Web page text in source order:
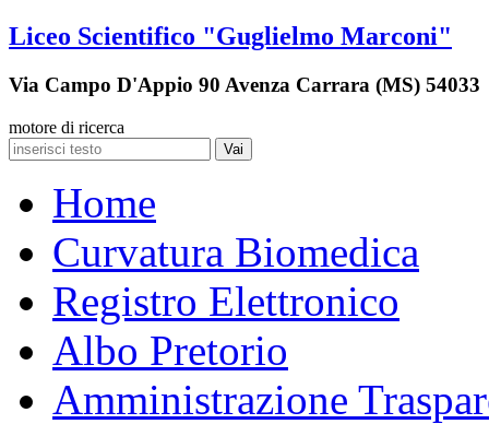
Liceo Scientifico "Guglielmo Marconi"
Via Campo D'Appio 90 Avenza Carrara (MS) 54033
motore di ricerca
Vai
Home
Curvatura Biomedica
Registro Elettronico
Albo Pretorio
Amministrazione